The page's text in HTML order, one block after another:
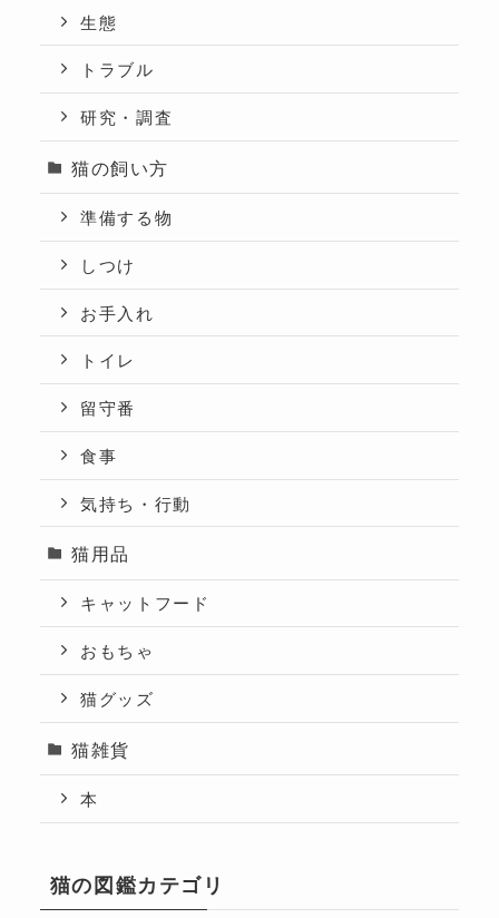
生態
トラブル
研究・調査
猫の飼い方
準備する物
しつけ
お手入れ
トイレ
留守番
食事
気持ち・行動
猫用品
キャットフード
おもちゃ
猫グッズ
猫雑貨
本
猫の図鑑カテゴリ